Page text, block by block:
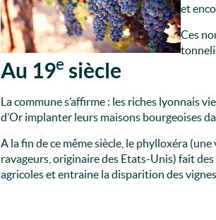
et
Ces
Au 19e siècle
La commune s’affirme : les riches lyonnais
d’Or implanter leurs maisons bourgeoises
A la fin de ce même siècle, le phylloxéra
ravageurs, originaire des Etats-Unis) fait
agricoles et entraine la disparition des vignes.